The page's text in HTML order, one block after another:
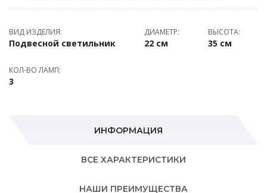
ВИД ИЗДЕЛИЯ:
Подвесной светильник
ДИАМЕТР:
22 см
ВЫСОТА:
35 см
КОЛ-ВО ЛАМП:
3
ИНФОРМАЦИЯ
ВСЕ ХАРАКТЕРИСТИКИ
НАШИ ПРЕИМУЩЕСТВА